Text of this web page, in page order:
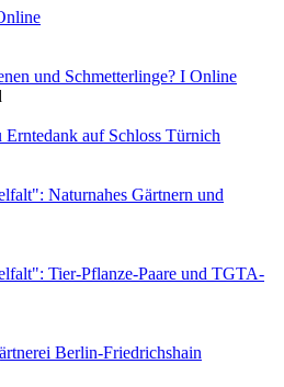
und Schmetterlinge? I Online
auf Schloss Türnich
Naturnahes Gärtnern und
Tier-Pflanze-Paare und TGTA-
Berlin-Friedrichshain